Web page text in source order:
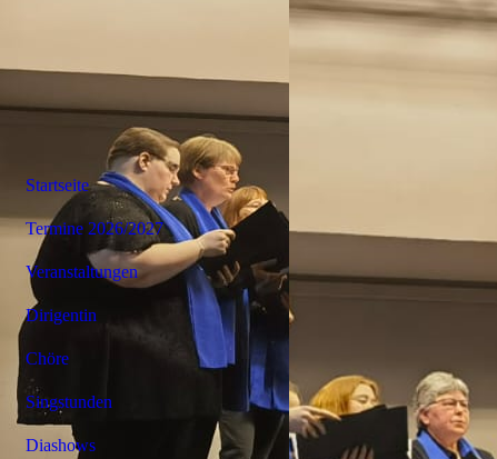
Startseite
Termine 2026/2027
Veranstaltungen
Dirigentin
Chöre
Singstunden
Diashows